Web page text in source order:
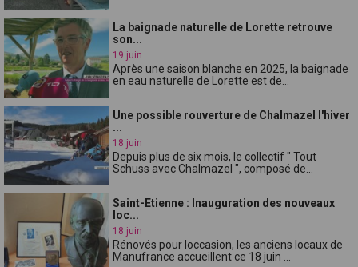
La baignade naturelle de Lorette retrouve
son...
19 juin
Après une saison blanche en 2025, la baignade
en eau naturelle de Lorette est de...
Une possible rouverture de Chalmazel l'hiver
...
18 juin
Depuis plus de six mois, le collectif " Tout
Schuss avec Chalmazel ", composé de...
Saint-Etienne : Inauguration des nouveaux
loc...
18 juin
Rénovés pour loccasion, les anciens locaux de
Manufrance accueillent ce 18 juin ...